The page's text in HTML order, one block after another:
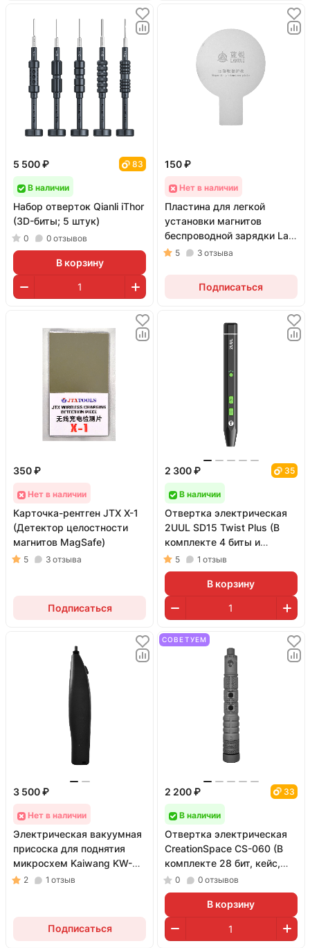
5 500 ₽ 83
В наличии
Набор отверток Qianli iThor
(3D-биты; 5 штук)
0 0 отзывов
В корзину
150 ₽
Нет в наличии
Пластина для легкой
установки магнитов
беспроводной зарядки Lan
Rui Z9
5 3 отзыва
Подписаться
350 ₽
Нет в наличии
Карточка-рентген JTX X-1
(Детектор целостности
магнитов MagSafe)
5 3 отзыва
Подписаться
2 300 ₽ 35
В наличии
Отвертка электрическая
2UUL SD15 Twist Plus (В
комплекте 4 биты и
органайзер)
5 1 отзыв
В корзину
3 500 ₽
Нет в наличии
Электрическая вакуумная
присоска для поднятия
микросхем Kaiwang KW-
394
2 1 отзыв
Подписаться
СОВЕТУЕМ
2 200 ₽ 33
В наличии
Отвертка электрическая
CreationSpace CS-060 (В
комплекте 28 бит, кейс,
кабель, коврик и 2 АКБ)
0 0 отзывов
В корзину